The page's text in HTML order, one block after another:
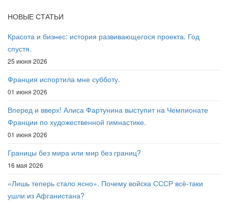
НОВЫЕ СТАТЬИ
Красота и бизнес: история развивающегося проекта. Год
спустя.
25 июня 2026
Франция испортила мне субботу.
01 июня 2026
Вперед и вверх! Алиса Фартунина выступит на Чемпионате
Франции по художественной гимнастике.
01 июня 2026
Границы без мира или мир без границ?
16 мая 2026
«Лишь теперь стало ясно». Почему войска СССР всё-таки
ушли из Афганистана?